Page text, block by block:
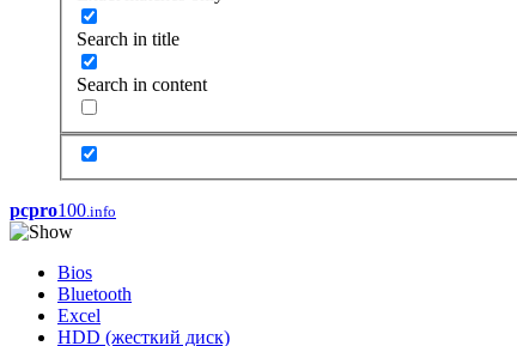
Search in title
Search in content
pcpro100.info
Bios
Bluetooth
Excel
HDD (жесткий диск)